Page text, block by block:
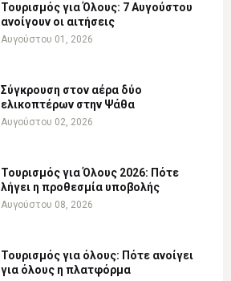
Τουρισμός για Όλους: 7 Αυγούστου
ανοίγουν οι αιτήσεις
Αυγούστου 01, 2026
Σύγκρουση στον αέρα δύο
ελικοπτέρων στην Ψάθα
Αυγούστου 02, 2026
Τουρισμός για Όλους 2026: Πότε
λήγει η προθεσμία υποβολής
Αυγούστου 08, 2026
Τουρισμός για όλους: Πότε ανοίγει
για όλους η πλατφόρμα